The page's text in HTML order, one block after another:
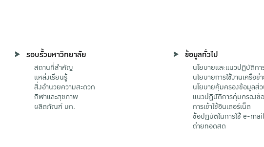
รอบรั้วมหาวิทยาลัย
สถานที่สำคัญ
แหล่งเรียนรู้
สิ่งอำนวยความสะดวก
กีฬาและสุขภาพ
ผลิตภัณฑ์ มก.
ข้อมูลทั่วไป
นโยบายและแนวปฏิบัติก
นโยบายการใช้งานเครือข่
นโยบายคุ้มครองข้อมูลส่
แนวปฏิบัติการคุ้มครอง
การเข้าใช้อินเตอร์เน็ต
ข้อปฏิบัติในการใช้ e-
ถ่ายทอดสด